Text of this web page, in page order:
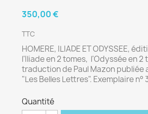
350,00 €
TTC
HOMERE, ILIADE ET ODYSSEE,
l'Iliade en 2 tomes, l'Odyssée en
traduction de Paul Mazon
"Les Belles Lettres". Exemplaire n°
Quantité